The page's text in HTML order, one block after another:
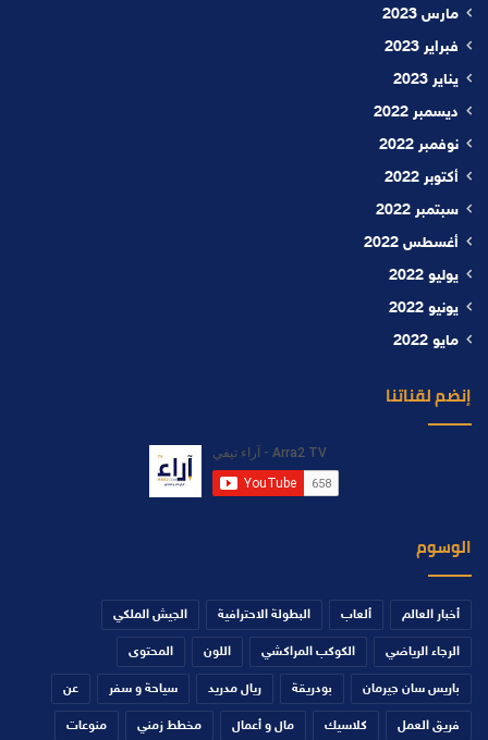
مارس 2023
فبراير 2023
يناير 2023
ديسمبر 2022
نوفمبر 2022
أكتوبر 2022
سبتمبر 2022
أغسطس 2022
يوليو 2022
يونيو 2022
مايو 2022
إنضم لقناتنا
الوسوم
أخبار العالم ألعاب البطولة الاحترافية الجيش الملكي
الرجاء الرياضي الكوكب المراكشي اللون المحتوى
باريس سان جيرمان بودريقة ريال مدريد سياحة و سفر عن
فريق العمل كلاسيك مال و أعمال مخطط زمني منوعات